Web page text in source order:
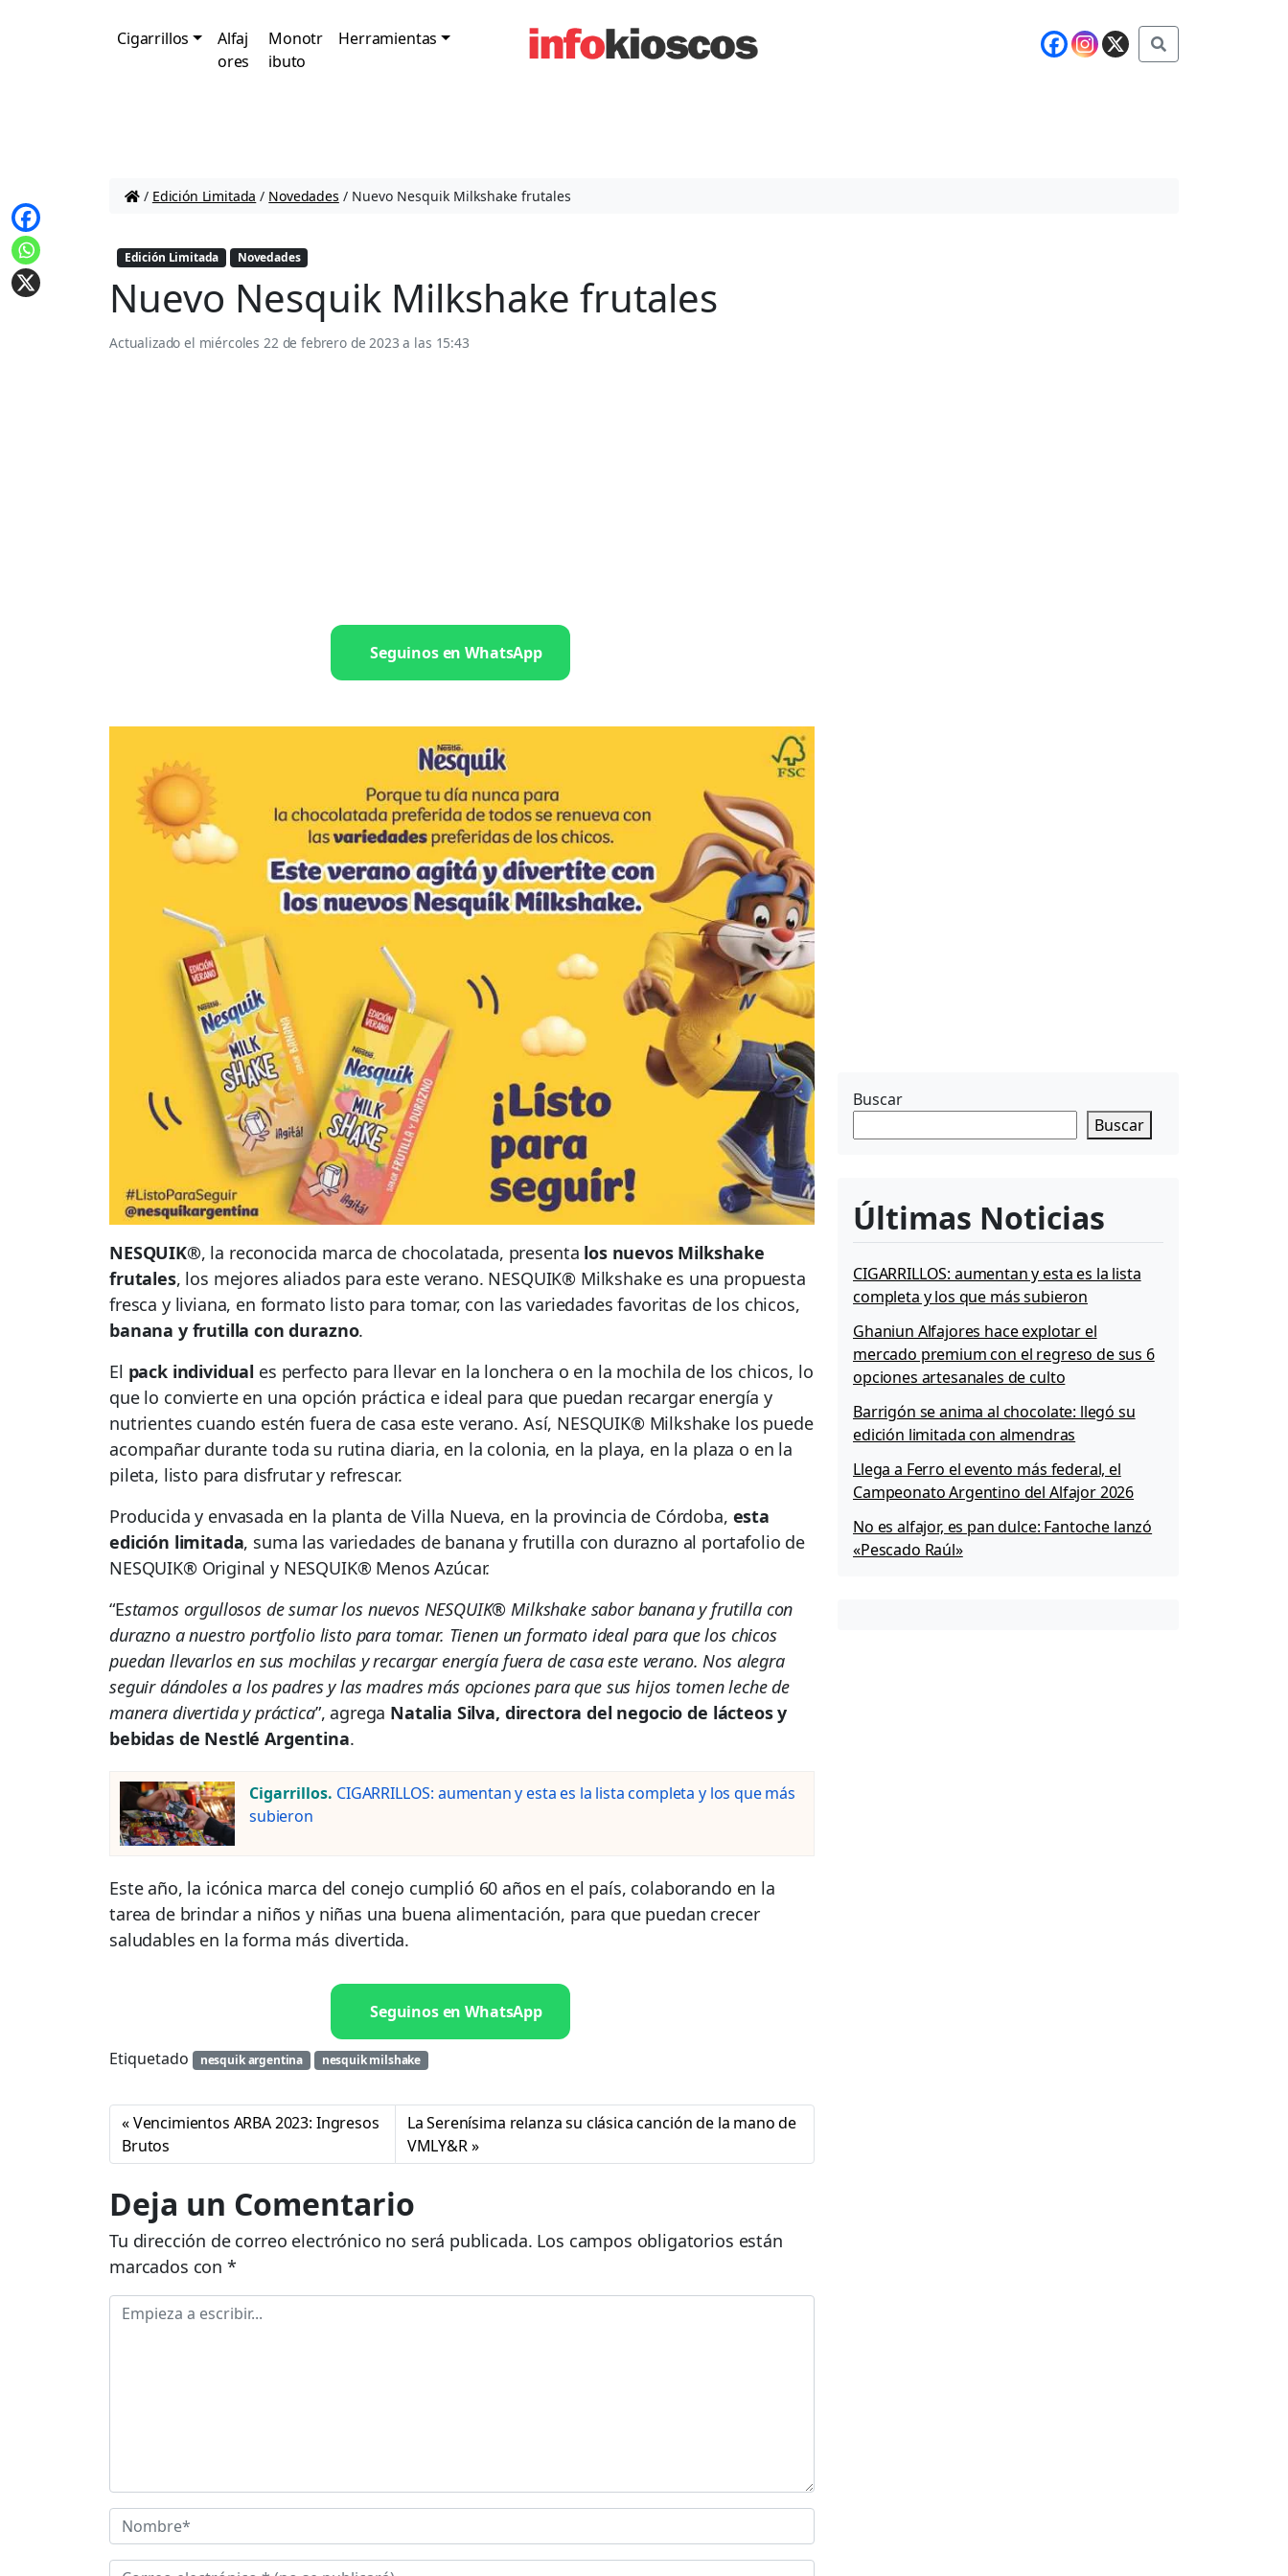
Cigarrillos
Alfaj
ores
Monotr
ibuto
Herramientas
/ Edición Limitada / Novedades / Nuevo Nesquik Milkshake frutales
Edición Limitada Novedades
Nuevo Nesquik Milkshake frutales
Actualizado el miércoles 22 de febrero de 2023 a las 15:43
Seguinos en WhatsApp
NESQUIK®, la reconocida marca de chocolatada, presenta los nuevos Milkshake
frutales, los mejores aliados para este verano. NESQUIK® Milkshake es una propuesta
fresca y liviana, en formato listo para tomar, con las variedades favoritas de los chicos,
banana y frutilla con durazno.
El pack individual es perfecto para llevar en la lonchera o en la mochila de los chicos, lo
que lo convierte en una opción práctica e ideal para que puedan recargar energía y
nutrientes cuando estén fuera de casa este verano. Así, NESQUIK® Milkshake los puede
acompañar durante toda su rutina diaria, en la colonia, en la playa, en la plaza o en la
pileta, listo para disfrutar y refrescar.
Producida y envasada en la planta de Villa Nueva, en la provincia de Córdoba, esta
edición limitada, suma las variedades de banana y frutilla con durazno al portafolio de
NESQUIK® Original y NESQUIK® Menos Azúcar.
“Estamos orgullosos de sumar los nuevos NESQUIK® Milkshake sabor banana y frutilla con
durazno a nuestro portfolio listo para tomar. Tienen un formato ideal para que los chicos
puedan llevarlos en sus mochilas y recargar energía fuera de casa este verano. Nos alegra
seguir dándoles a los padres y las madres más opciones para que sus hijos tomen leche de
manera divertida y práctica”, agrega Natalia Silva, directora del negocio de lácteos y
bebidas de Nestlé Argentina.
Cigarrillos. CIGARRILLOS: aumentan y esta es la lista completa y los que más
subieron
Este año, la icónica marca del conejo cumplió 60 años en el país, colaborando en la
tarea de brindar a niños y niñas una buena alimentación, para que puedan crecer
saludables en la forma más divertida.
Seguinos en WhatsApp
Etiquetado nesquik argentina nesquik milshake
Vencimientos ARBA 2023: Ingresos
Brutos
La Serenísima relanza su clásica canción de la mano de
VMLY&R
Deja un Comentario
Tu dirección de correo electrónico no será publicada. Los campos obligatorios están
marcados con *
Buscar
Buscar
Últimas Noticias
CIGARRILLOS: aumentan y esta es la lista
completa y los que más subieron
Ghaniun Alfajores hace explotar el
mercado premium con el regreso de sus 6
opciones artesanales de culto
Barrigón se anima al chocolate: llegó su
edición limitada con almendras
Llega a Ferro el evento más federal, el
Campeonato Argentino del Alfajor 2026
No es alfajor, es pan dulce: Fantoche lanzó
«Pescado Raúl»